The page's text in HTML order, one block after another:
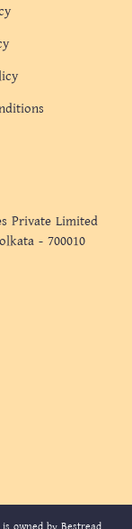
Private Limited
- 700010